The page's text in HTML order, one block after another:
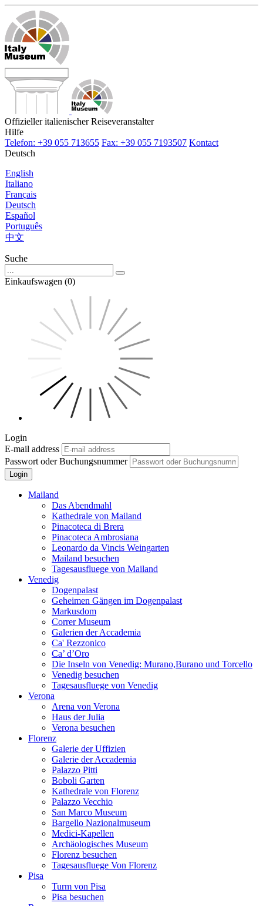
Offizieller italienischer Reiseveranstalter
Hilfe
Telefon: +39 055 713655 Fax: +39 055 7193507 Kontact
Deutsch
English
Italiano
Français
Deutsch
Español
Português
中文
Suche
Einkaufswagen (0)
Login
E-mail address
Passwort oder Buchungsnummer
Login
Mailand
Das Abendmahl
Kathedrale von Mailand
Pinacoteca di Brera
Pinacoteca Ambrosiana
Leonardo da Vincis Weingarten
Mailand besuchen
Tagesausfluege von Mailand
Venedig
Dogenpalast
Geheimen Gängen im Dogenpalast
Markusdom
Correr Museum
Galerien der Accademia
Ca' Rezzonico
Ca’ d’Oro
Die Inseln von Venedig: Murano,Burano und Torcello
Venedig besuchen
Tagesausfluege von Venedig
Verona
Arena von Verona
Haus der Julia
Verona besuchen
Florenz
Galerie der Uffizien
Galerie der Accademia
Palazzo Pitti
Boboli Garten
Kathedrale von Florenz
Palazzo Vecchio
San Marco Museum
Bargello Nazionalmuseum
Medici-Kapellen
Archäologisches Museum
Florenz besuchen
Tagesausfluege Von Florenz
Pisa
Turm von Pisa
Pisa besuchen